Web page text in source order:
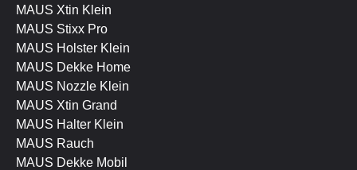
MAUS Xtin Klein
MAUS Stixx Pro
MAUS Holster Klein
MAUS Dekke Home
MAUS Nozzle Klein
MAUS Xtin Grand
MAUS Halter Klein
MAUS Rauch
MAUS Dekke Mobil